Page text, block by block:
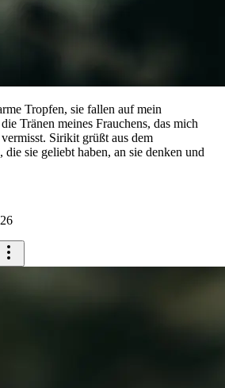
Tropfen, sie fallen auf mein
Tränen meines Frauchens, das mich
Sirikit grüßt aus dem
die sie geliebt haben, an sie denken und